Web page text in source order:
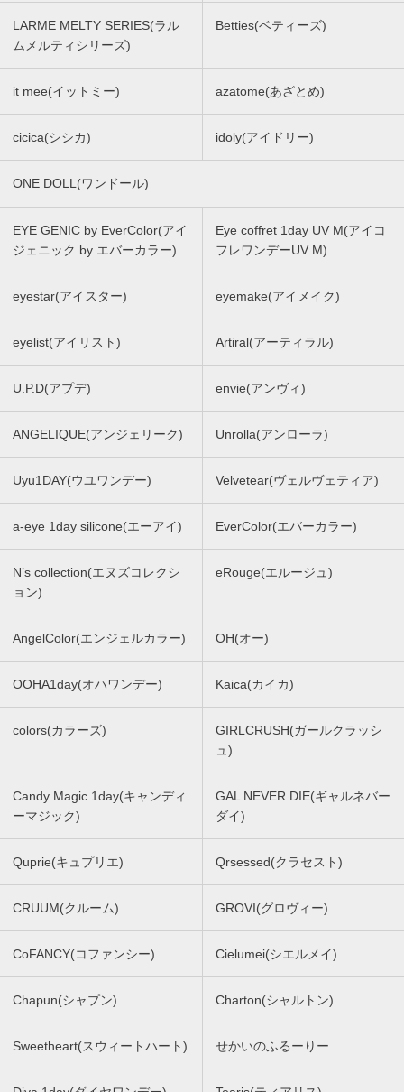
LARME MELTY SERIES(ラル
ムメルティシリーズ)
Betties(ベティーズ)
it mee(イットミー) azatome(あざとめ)
cicica(シシカ) idoly(アイドリー)
ONE DOLL(ワンドール)
EYE GENIC by EverColor(アイ
ジェニック by エバーカラー)
Eye coffret 1day UV M(アイコ
フレワンデーUV M)
eyestar(アイスター) eyemake(アイメイク)
eyelist(アイリスト) Artiral(アーティラル)
U.P.D(アプデ) envie(アンヴィ)
ANGELIQUE(アンジェリーク) Unrolla(アンローラ)
Uyu1DAY(ウユワンデー) Velvetear(ヴェルヴェティア)
a-eye 1day silicone(エーアイ) EverColor(エバーカラー)
N’s collection(エヌズコレクシ
ョン)
eRouge(エルージュ)
AngelColor(エンジェルカラー) OH(オー)
OOHA1day(オハワンデー) Kaica(カイカ)
colors(カラーズ)
GIRLCRUSH(ガールクラッシ
ュ)
Candy Magic 1day(キャンディ
ーマジック)
GAL NEVER DIE(ギャルネバー
ダイ)
Quprie(キュプリエ) Qrsessed(クラセスト)
CRUUM(クルーム) GROVI(グロヴィー)
CoFANCY(コファンシー) Cielumei(シエルメイ)
Chapun(シャプン) Charton(シャルトン)
Sweetheart(スウィートハート) せかいのふるーりー